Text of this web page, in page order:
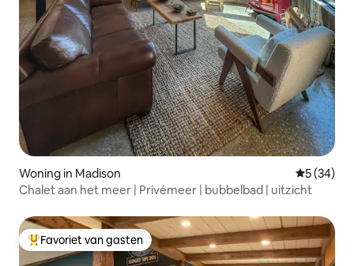
Woning in Madison
5 (34)
Chalet aan het meer | Privémeer | bubbelbad | uitzicht
Topfavoriet van gasten
Favoriet van gasten